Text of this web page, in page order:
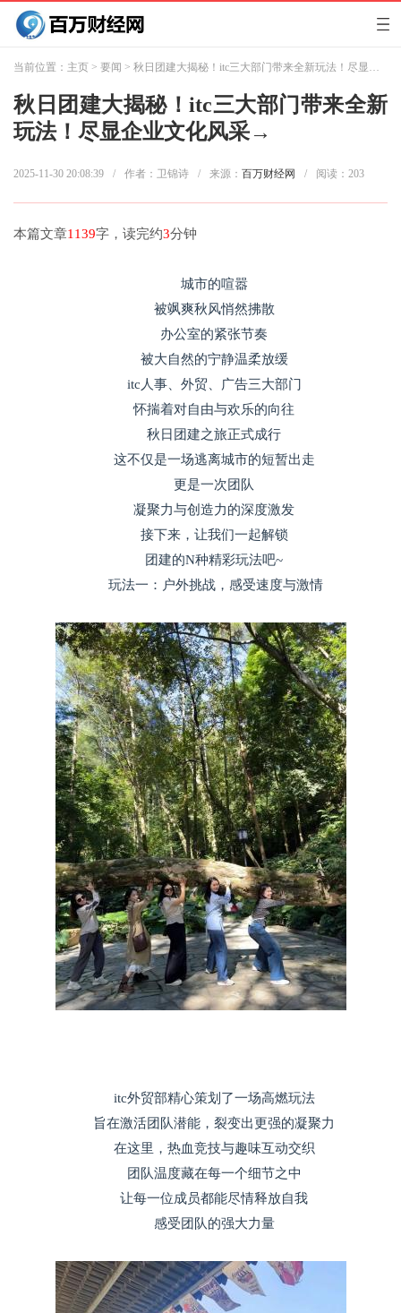
当前位置： 主页 > 要闻 > 秋日团建大揭秘！itc三大部门带来全新玩法！尽显企业文化风采→
秋日团建大揭秘！itc三大部门带来全新
玩法！尽显企业文化风采→
2025-11-30 20:08:39 / 作者：卫锦诗 / 来源： 百万财经网 / 阅读： 203
本篇文章1139字，读完约3分钟
城市的喧嚣
被飒爽秋风悄然拂散
办公室的紧张节奏
被大自然的宁静温柔放缓
itc人事、外贸、广告三大部门
怀揣着对自由与欢乐的向往
秋日团建之旅正式成行
这不仅是一场逃离城市的短暂出走
更是一次团队
凝聚力与创造力的深度激发
接下来，让我们一起解锁
团建的N种精彩玩法吧~
玩法一：户外挑战，感受速度与激情
itc外贸部精心策划了一场高燃玩法
旨在激活团队潜能，裂变出更强的凝聚力
在这里，热血竞技与趣味互动交织
团队温度藏在每一个细节之中
让每一位成员都能尽情释放自我
感受团队的强大力量